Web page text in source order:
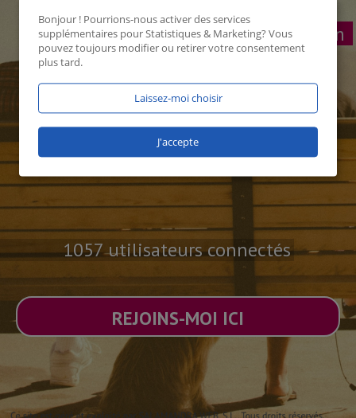
Connexion
1057 utilisateurs connectés
REJOINS-MOI ICI
Bonjour ! Pourrions-nous activer des services
supplémentaires pourStatistiques & Marketing? Vous
pouvez toujours modifier ou retirer votre consentement
plus tard.
Laissez-moi choisir
J'accepte